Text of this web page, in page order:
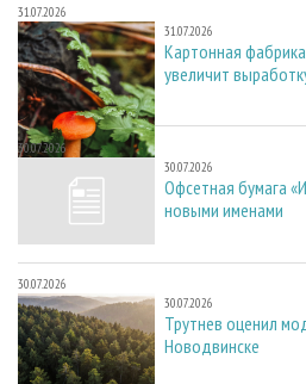
31.07.2026
31.07.2026
Картонная
увеличит
30.07.2026
30.07.2026
Офсетная бумага
новыми именами
30.07.2026
30.07.2026
Трутнев оценил
Новодвинске